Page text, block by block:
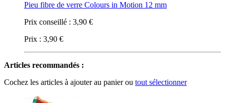
Pieu fibre de verre Colours in Motion 12 mm
Prix conseillé : 3,90 €
Prix : 3,90 €
Articles recommandés :
Cochez les articles à ajouter au panier ou tout sélectionner